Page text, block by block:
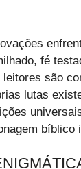
fé
são
lutas
bíblico